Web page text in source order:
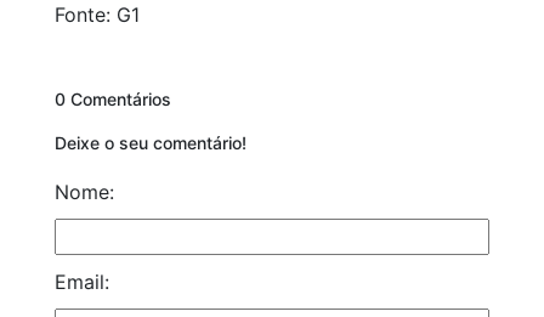
Fonte: G1
0 Comentários
Deixe o seu comentário!
Nome:
Email: